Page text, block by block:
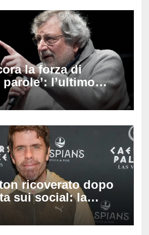
la forza di
l’ultimo
Francesco Guccini,
a
ricoverato dopo
sui social: la
il silenzio
condizioni